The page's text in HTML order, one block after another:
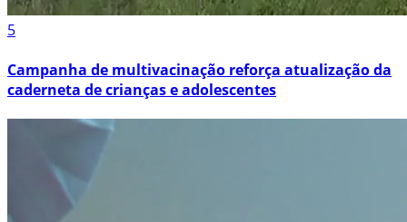
5
Campanha de multivacinação reforça atualização da
caderneta de crianças e adolescentes